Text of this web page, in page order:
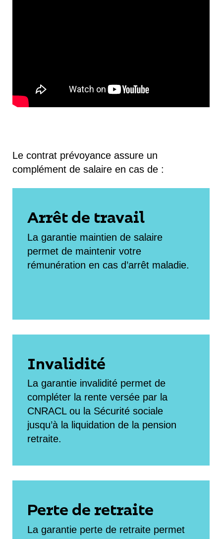
Le contrat prévoyance assure un
complément de salaire en cas de :
Arrêt de travail
La garantie maintien de salaire
permet de maintenir votre
rémunération en cas d’arrêt maladie.
Invalidité
La garantie invalidité permet de
compléter la rente versée par la
CNRACL ou la Sécurité sociale
jusqu’à la liquidation de la pension
retraite.
Perte de retraite
La garantie perte de retraite permet